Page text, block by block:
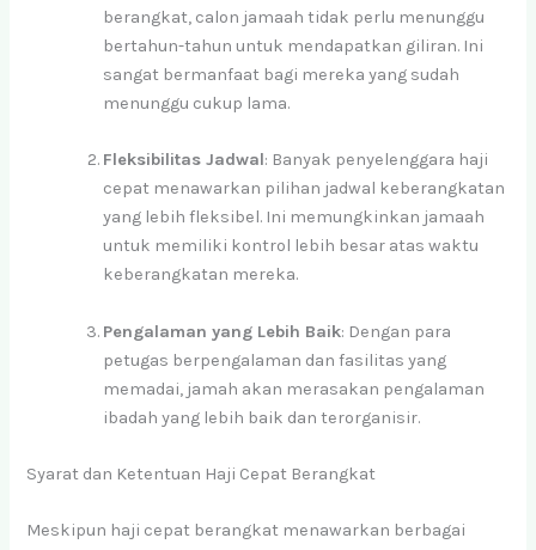
berangkat, calon jamaah tidak perlu menunggu
bertahun-tahun untuk mendapatkan giliran. Ini
sangat bermanfaat bagi mereka yang sudah
menunggu cukup lama.
Fleksibilitas Jadwal: Banyak penyelenggara haji
cepat menawarkan pilihan jadwal keberangkatan
yang lebih fleksibel. Ini memungkinkan jamaah
untuk memiliki kontrol lebih besar atas waktu
keberangkatan mereka.
Pengalaman yang Lebih Baik: Dengan para
petugas berpengalaman dan fasilitas yang
memadai, jamah akan merasakan pengalaman
ibadah yang lebih baik dan terorganisir.
Syarat dan Ketentuan Haji Cepat Berangkat
Meskipun haji cepat berangkat menawarkan berbagai